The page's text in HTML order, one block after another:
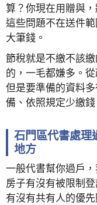
算？你現在用贈與
這些問題不在送件
大筆錢。
節稅就是不繳不該
的，一毛都嫌多。
但是要準備的資料
備、依照規定少繳
石門區代書處理
地方
一般代書幫你過戶
房子有沒有被限制
有沒有共有人的優